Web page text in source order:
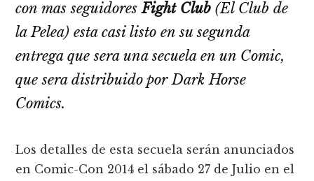
con mas seguidoresFight Club (El Club de
la Pelea) esta casi listo en su segunda
entrega que sera una secuela en un Comic,
que sera distribuido por Dark Horse
Comics.
Los detalles de esta secuela serán anunciados
en Comic-Con 2014 el sábado 27 de Julio en el